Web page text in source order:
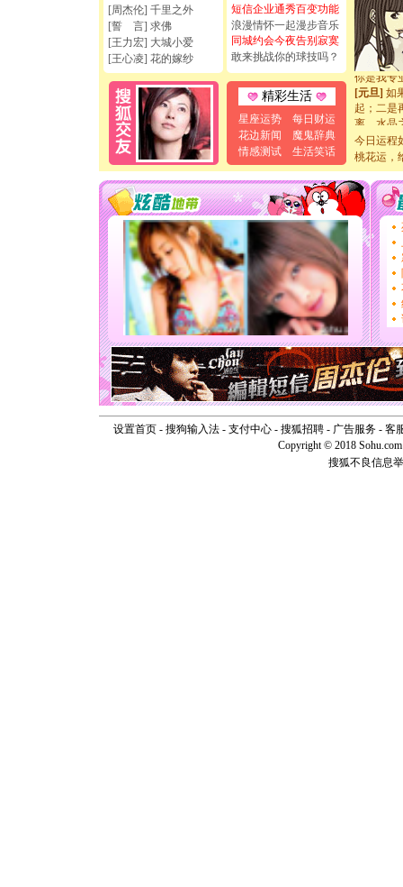
[周杰伦] 千里之外
[誓 言] 求佛
[王力宏] 大城小爱
[王心凌] 花的嫁纱
短信企业通秀百变功能
浪漫情怀一起漫步音乐
同城约会今夜告别寂寞
敢来挑战你的球技吗？
精彩生活
星座运势
每日财运
花边新闻
魔鬼辞典
情感测试
生活笑话
[圣诞节]
如意,快
[元旦]看
断电。爱
你是我专
[元旦]如
起；二是
离。水晶
泣，这痛
卖了。水
颜！冬去
道一声
[春节] 传
片叶子
送你一
[圣诞节]
你太多
要平安
[圣诞节]
能正大
天都要快
[圣诞节]
如意,快
[元旦]看
断电。爱
你是我
[元旦]
如
起；二是
离。水晶
今日运程
桃花运，
设置首页- 搜狗输入法- 支付中心- 搜狐招聘- 广告服务- 客
Copyright © 2018
搜狐不良信息